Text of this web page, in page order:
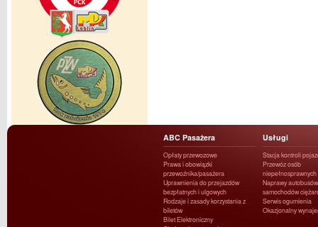
ABC Pasażera
Opłaty przewozowe
Prawa i obowiązki
przewoźnika/pasażera
Uprawnienia do przejazdów
bezpłatnych i ulgowych
Rodzaje i zasady korzystania z
biletów
Bilet Elektroniczny
Usługi
Stacja kontroli
Przewóz osób
niepełnosprawnych
Naprawy
samochodów
Serwis ogumienia
Okazjonalny